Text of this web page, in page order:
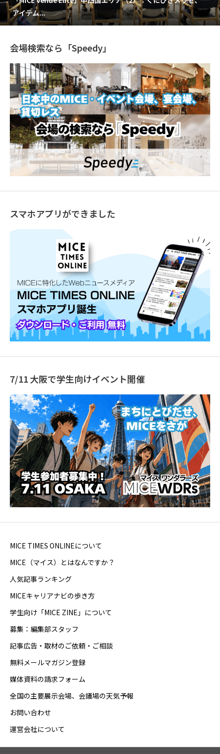
アイテム...
会場検索なら「Speedy」
スマホアプリができました
7/11 大阪で学生向けイベント開催
MICE TIMES ONLINEについて
MICE（マイス）とはなんですか？
人気記事ランキング
MICEキャリアナビの歩き方
学生向け「MICE ZINE」について
募集：編集部スタッフ
記事広告・取材のご依頼・ご相談
無料メールマガジン登録
媒体資料の請求フォーム
全国の主要展示会場、会議場の天気予報
お問い合わせ
運営会社について